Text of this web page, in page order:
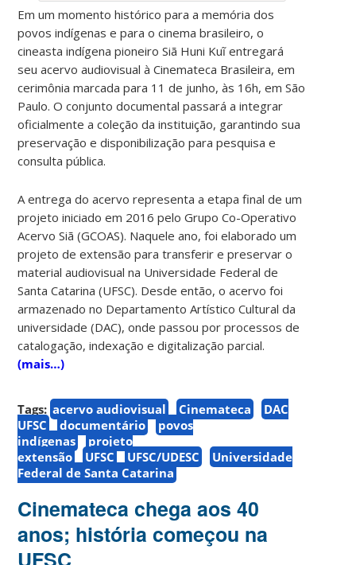
Em um momento histórico para a memória dos
povos indígenas e para o cinema brasileiro, o
cineasta indígena pioneiro Siã Huni Kuĩ entregará
seu acervo audiovisual à Cinemateca Brasileira, em
cerimônia marcada para 11 de junho, às 16h, em São
Paulo. O conjunto documental passará a integrar
oficialmente a coleção da instituição, garantindo sua
preservação e disponibilização para pesquisa e
consulta pública.
A entrega do acervo representa a etapa final de um
projeto iniciado em 2016 pelo Grupo Co-Operativo
Acervo Siã (GCOAS). Naquele ano, foi elaborado um
projeto de extensão para transferir e preservar o
material audiovisual na Universidade Federal de
Santa Catarina (UFSC). Desde então, o acervo foi
armazenado no Departamento Artístico Cultural da
universidade (DAC), onde passou por processos de
catalogação, indexação e digitalização parcial.
(mais…)
Tags: acervo audiovisual Cinemateca
DAC
UFSC
documentário
povos
indígenas
projeto
extensão
UFSC UFSC/UDESC
Universidade
Federal de Santa Catarina
Cinemateca chega aos 40
anos; história começou na
UFSC